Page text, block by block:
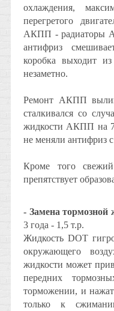
охлаждения,
перегретого
АКПП - радиаторы
антифриз
коробка выходит
незаметно.
Ремонт АКПП
сталкивался со
жидкости АКПП на
не меняли антифриз с
Кроме того
препятствует
- Замена тормозной
3 года - 1,5 т.р.
Жидкость DOT
окружающего
жидкости может
передних
торможении, и
только к